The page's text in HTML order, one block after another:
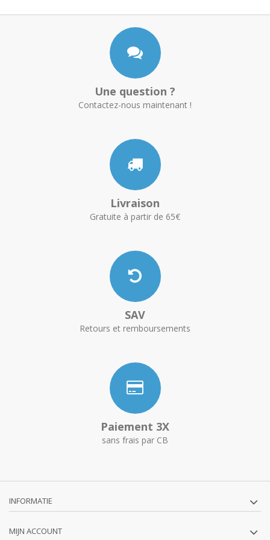
Une question ?
Contactez-nous maintenant !
Livraison
Gratuite à partir de 65€
SAV
Retours et remboursements
Paiement 3X
sans frais par CB
INFORMATIE
MIJN ACCOUNT